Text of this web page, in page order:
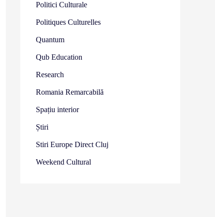
Politici Culturale
Politiques Culturelles
Quantum
Qub Education
Research
Romania Remarcabilă
Spațiu interior
Știri
Stiri Europe Direct Cluj
Weekend Cultural